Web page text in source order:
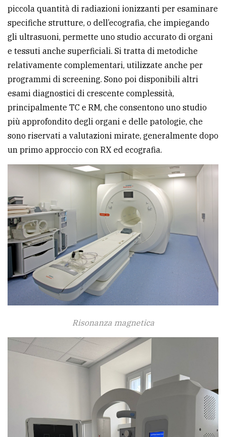
piccola quantità di radiazioni ionizzanti per esaminare
specifiche strutture, o dell’ecografia, che impiegando
gli ultrasuoni, permette uno studio accurato di organi
e tessuti anche superficiali. Si tratta di metodiche
relativamente complementari, utilizzate anche per
programmi di screening. Sono poi disponibili altri
esami diagnostici di crescente complessità,
principalmente TC e RM, che consentono uno studio
più approfondito degli organi e delle patologie, che
sono riservati a valutazioni mirate, generalmente dopo
un primo approccio con RX ed ecografia.
Risonanza magnetica